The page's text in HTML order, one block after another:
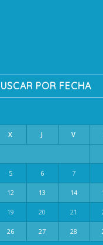
POR FECHA
X J V
5 6 7
12 13 14
19 20 21
26 27 28